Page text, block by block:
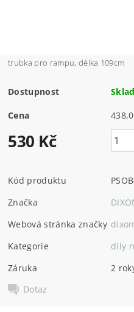
trubka pro rampu, délka 109cm
Dostupnost
Cena
530 Kč
Kód produktu
Značka
Webová stránka značky
Kategorie
díly
Záruka
2
Dotaz